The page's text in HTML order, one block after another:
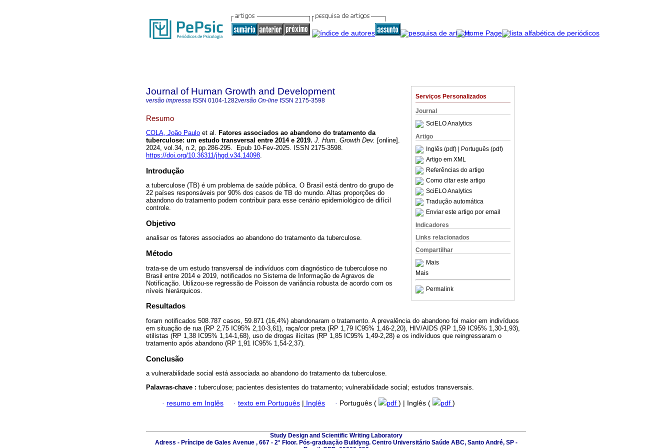
Serviços Personalizados
Journal
SciELO Analytics
Artigo
Inglês (pdf)
| Português (pdf)
Artigo em XML
Referências do artigo
Como citar este artigo
SciELO Analytics
Tradução automática
Enviar este artigo por email
Indicadores
Links relacionados
Compartilhar
Mais
Mais
Permalink
Journal of Human Growth and Development
versão impressa ISSN 0104-1282versão On-line ISSN 2175-3598
Resumo
COLA, João Paulo et al. Fatores associados ao abandono do tratamento da
tuberculose: um estudo transversal entre 2014 e 2019. J. Hum. Growth Dev. [online].
2024, vol.34, n.2, pp.286-295. Epub 10-Fev-2025. ISSN 2175-3598.
https://doi.org/10.36311/jhgd.v34.14098.
Introdução
a tuberculose (TB) é um problema de saúde pública. O Brasil está dentro do grupo de
22 países responsáveis por 90% dos casos de TB do mundo. Altas proporções do
abandono do tratamento podem contribuir para esse cenário epidemiológico de difícil
controle.
Objetivo
analisar os fatores associados ao abandono do tratamento da tuberculose.
Método
trata-se de um estudo transversal de indivíduos com diagnóstico de tuberculose no
Brasil entre 2014 e 2019, notificados no Sistema de Informação de Agravos de
Notificação. Utilizou-se regressão de Poisson de variância robusta de acordo com os
níveis hierárquicos.
Resultados
foram notificados 508.787 casos, 59.871 (16,4%) abandonaram o tratamento. A prevalência do abandono foi maior em indivíduos
em situação de rua (RP 2,75 IC95% 2,10-3,61), raça/cor preta (RP 1,79 IC95% 1,46-2,20), HIV/AIDS (RP 1,59 IC95% 1,30-1,93),
etilistas (RP 1,38 IC95% 1,14-1,68), uso de drogas ilícitas (RP 1,85 IC95% 1,49-2,28) e os indivíduos que reingressaram o
tratamento após abandono (RP 1,91 IC95% 1,54-2,37).
Conclusão
a vulnerabilidade social está associada ao abandono do tratamento da tuberculose.
Palavras-chave : tuberculose; pacientes desistentes do tratamento; vulnerabilidade social; estudos transversais.
· resumo em Inglês · texto em Português Inglês · Português ( pdf ) | Inglês ( pdf )
Study Design and Scientific Writing Laboratory
Adress - Príncipe de Gales Avenue , 667 - 2° Floor. Pós-graduação Buildyng. Centro Universitário Saúde ABC, Santo André, SP -